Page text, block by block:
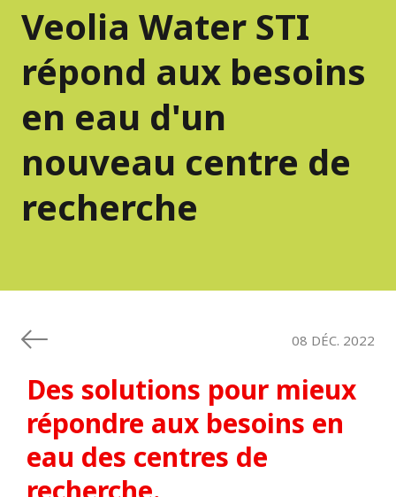
Veolia Water STI
répond aux besoins
en eau d'un
nouveau centre de
recherche
08 DÉC. 2022
Des solutions pour mieux
répondre aux besoins en
eau des centres de